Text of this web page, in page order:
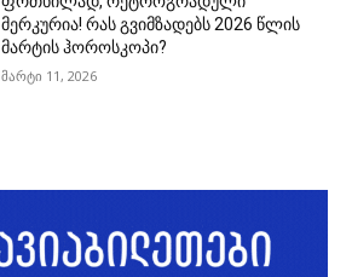
მერკურია! რას გვიმზადებს 2026 წლის
მარტის ჰოროსკოპი?
მარტი 11, 2026